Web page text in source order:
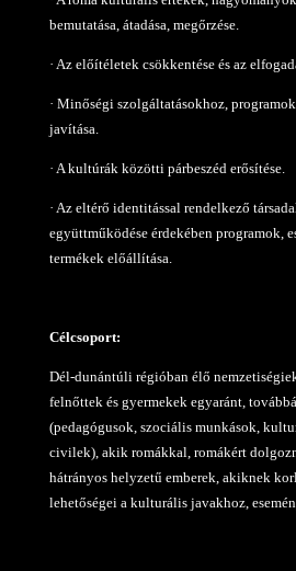
bemutatása, átadása, megőrzése.
· Az előítéletek csökkentése és az
· Minőségi szolgáltatásokhoz,
javítása.
· A kultúrák közötti párbeszéd erősítése.
· Az eltérő identitással rendelkező
együttműködése érdekében programok,
termékek előállítása.
Célcsoport:
Dél-dunántúli régióban élő
felnőttek és gyermekek egyaránt,
(pedagógusok, szociális munkások,
civilek), akik romákkal, romákért
hátrányos helyzetű emberek, akiknek
lehetőségei a kulturális javakhoz,